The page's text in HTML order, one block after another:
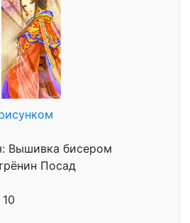
Вышивка бисером
Посад